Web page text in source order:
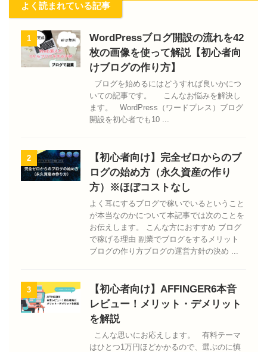
よく読まれている記事
1
WordPressブログ開設の流れを42
枚の画像を使って解説【初心者向
けブログの作り方】
ブログを始めるにはどうすれば良いかにつ
いての記事です。 こんなお悩みを解決し
ます。 WordPress（ワードプレス）ブログ
開設を初心者でも10 ...
2
【初心者向け】完全ゼロからのブ
ログの始め方（永久資産の作り
方）※ほぼコストなし
よく耳にするブログで稼いでいるということ
が本当なのかについて本記事では次のことを
お伝えします。 こんな方におすすめ ブログ
で稼げる理由 副業でブログをするメリット
ブログの作り方ブログの運営方針の決め ...
3
【初心者向け】AFFINGER6本音
レビュー！メリット・デメリット
を解説
こんな思いにお応えします。 有料テーマ
はひとつ1万円ほどかかるので、選ぶのに慎